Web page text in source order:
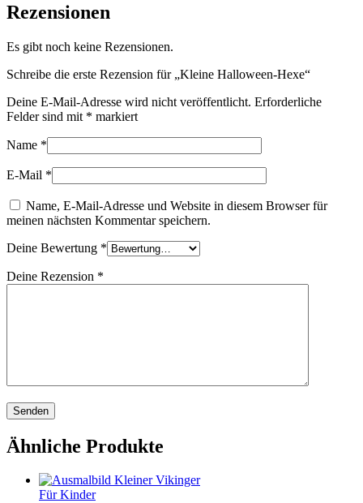
Rezensionen
Es gibt noch keine Rezensionen.
Schreibe die erste Rezension für „Kleine Halloween-Hexe“
Deine E-Mail-Adresse wird nicht veröffentlicht. Erforderliche
Felder sind mit * markiert
Name *
E-Mail *
Name, E-Mail-Adresse und Website in diesem Browser für
meinen nächsten Kommentar speichern.
Deine Bewertung *
Deine Rezension *
Ähnliche Produkte
Für Kinder